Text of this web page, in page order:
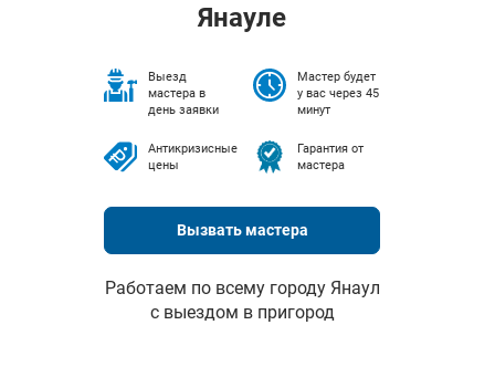
Янауле
Выезд
мастера в
день заявки
Мастер будет
у вас через 45
минут
Антикризисные
цены
Гарантия от
мастера
Вызвать мастера
Работаем по всему городу Янаул
с выездом в пригород